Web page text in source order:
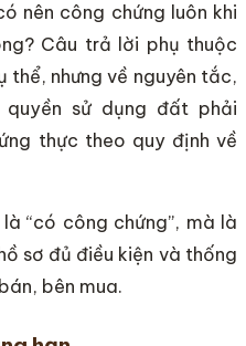
nên công chứng luôn khi
Câu trả lời phụ thuộc
nhưng về nguyên tắc,
quyền sử dụng đất phải
thực theo quy định về
“có công chứng”, mà là
sơ đủ điều kiện và thống
bên mua.